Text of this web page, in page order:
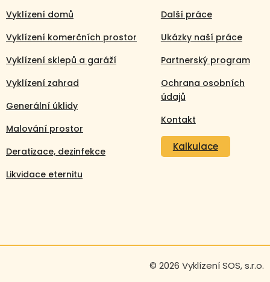
Vyklízení domů
Vyklízení komerčních prostor
Vyklízení sklepů a garáží
Vyklízení zahrad
Generální úklidy
Malování prostor
Deratizace, dezinfekce
Likvidace eternitu
Další práce
Ukázky naší práce
Partnerský program
Ochrana osobních
údajů
Kontakt
Kalkulace
© 2026 Vyklízení SOS, s.r.o.